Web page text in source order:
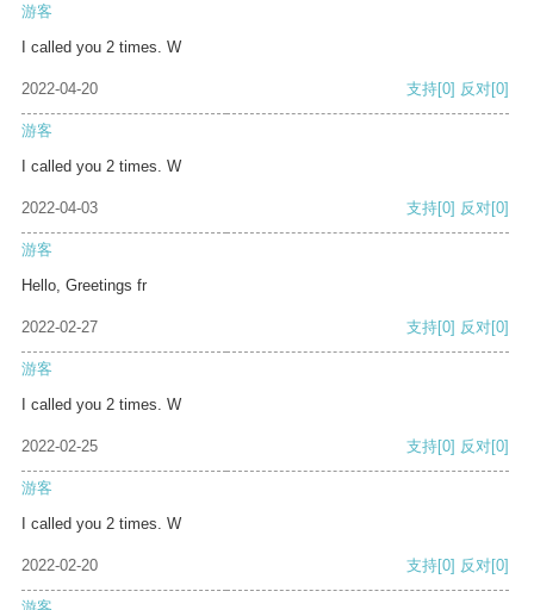
游客
I called you 2 times. W
2022-04-20 支持[0] 反对[0]
游客
I called you 2 times. W
2022-04-03 支持[0] 反对[0]
游客
Hello, Greetings fr
2022-02-27 支持[0] 反对[0]
游客
I called you 2 times. W
2022-02-25 支持[0] 反对[0]
游客
I called you 2 times. W
2022-02-20 支持[0] 反对[0]